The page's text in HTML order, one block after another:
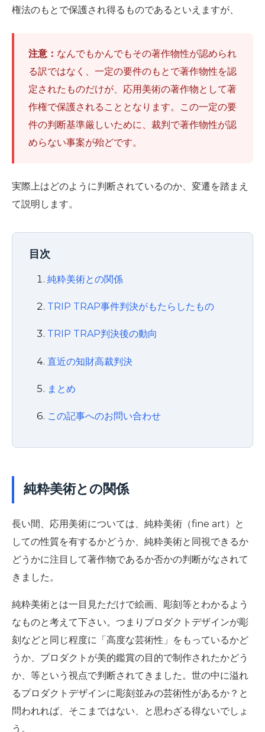
権法のもとで保護され得るものであるといえますが、
注意： なんでもかんでもその著作物性が認められ
る訳ではなく、一定の要件のもとで著作物性を認
定されたものだけが、応用美術の著作物として著
作権で保護されることとなります。この一定の要
件の判断基準厳しいために、裁判で著作物性が認
めらない事案が殆どです。
実際上はどのように判断されているのか、変遷を踏まえ
て説明します。
目次
純粋美術との関係
TRIP TRAP事件判決がもたらしたもの
TRIP TRAP判決後の動向
直近の知財高裁判決
まとめ
この記事へのお問い合わせ
純粋美術との関係
長い間、応用美術については、純粋美術（fine art）と
しての性質を有するかどうか、純粋美術と同視できるか
どうかに注目して著作物であるか否かの判断がなされて
きました。
純粋美術とは一目見ただけで絵画、彫刻等とわかるよう
なものと考えて下さい。つまりプロダクトデザインが彫
刻などと同じ程度に「高度な芸術性」をもっているかど
うか、プロダクトが美的鑑賞の目的で制作されたかどう
か、等という視点で判断されてきました。世の中に溢れ
るプロダクトデザインに彫刻並みの芸術性があるか？と
問われれば、そこまではない、と思わざる得ないでしょ
う。